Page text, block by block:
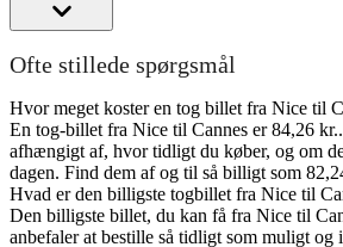
Ofte stillede spørgsmål
Hvor meget koster en tog billet fra Nice til
En tog-billet fra Nice til Cannes er 84,26
afhængigt af, hvor tidligt du køber, og om
dagen. Find dem af og til så billigt som
Hvad er den billigste togbillet fra Nice til
Den billigste billet, du kan få fra Nice til
anbefaler at bestille så tidligt som muligt og